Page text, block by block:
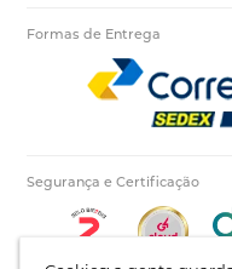
Formas de Entrega
Segurança e Certificação